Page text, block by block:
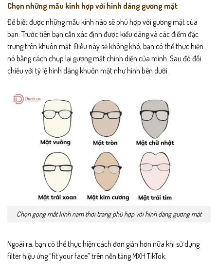
Chọn những mẫu kính hợp với hình dáng gương mặt
Để biết được những mẫu kính nào sẽ phù hợp với gương mặt của
bạn. Trước tiên bạn cần xác định được kiểu dáng và các điểm đặc
trưng trên khuôn mặt. Điều này sẽ không khó, bạn có thể thực hiện
nó bằng cách chụp lại gương mặt chính diện của mình. Sau đó đối
chiếu với tỷ lệ hình dáng khuôn mặt như hình bên dưới.
Chọn gọng mắt kính nam thời trang phù hợp với hình dáng gương mặt
Ngoài ra, bạn có thể thực hiện cách đơn giản hơn nữa khi sử dụng
filter hiệu ứng “fit your face” trên nền tảng MXH TikTok.